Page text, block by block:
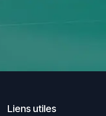
Liens utiles